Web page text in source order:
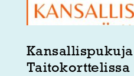
Taitokorttelissa